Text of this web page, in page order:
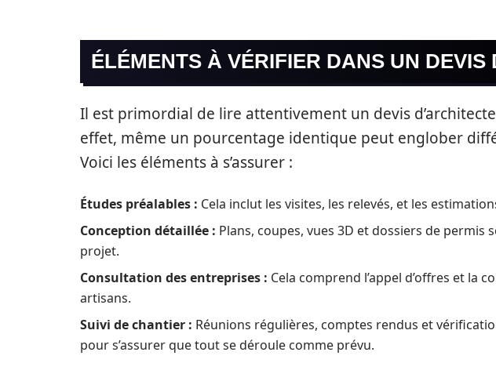
ÉLÉMENTS À VÉRIFIER DANS UN DEVIS
Il est primordial de lire attentivement un devis d’architecte
effet, même un pourcentage identique peut englober
Voici les éléments à s’assurer :
Études préalables : Cela inclut les visites, les relevés, et les
Conception détaillée : Plans, coupes, vues 3D et dossiers de
projet.
Consultation des entreprises : Cela comprend l’appel d’offres et la
artisans.
Suivi de chantier : Réunions régulières, comptes rendus et
pour s’assurer que tout se déroule comme prévu.